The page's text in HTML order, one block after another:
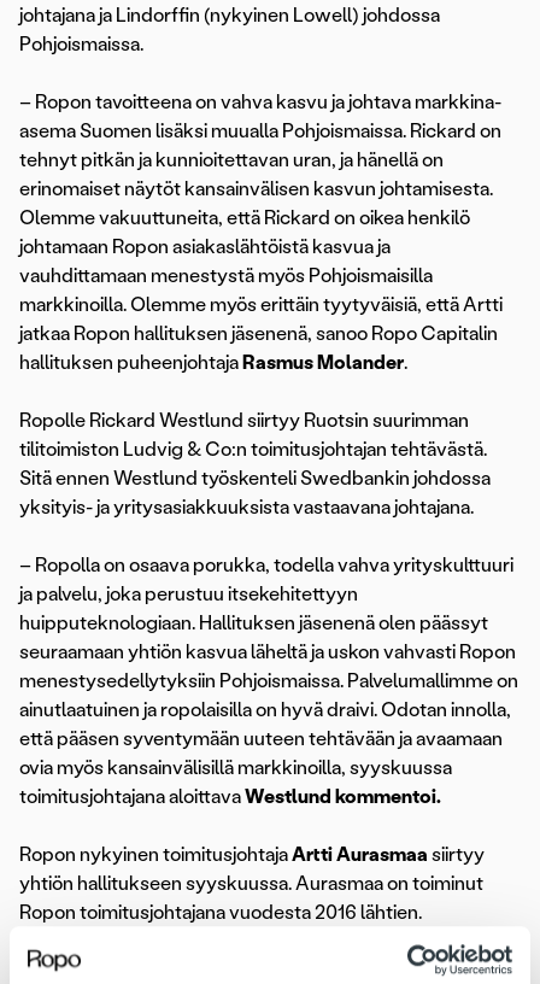
johtajana ja Lindorffin (nykyinen Lowell) johdossa
Pohjoismaissa.
– Ropon tavoitteena on vahva kasvu ja johtava markkina-
asema Suomen lisäksi muualla Pohjoismaissa. Rickard on
tehnyt pitkän ja kunnioitettavan uran, ja hänellä on
erinomaiset näytöt kansainvälisen kasvun johtamisesta.
Olemme vakuuttuneita, että Rickard on oikea henkilö
johtamaan Ropon asiakaslähtöistä kasvua ja
vauhdittamaan menestystä myös Pohjoismaisilla
markkinoilla. Olemme myös erittäin tyytyväisiä, että Artti
jatkaa Ropon hallituksen jäsenenä, sanoo Ropo Capitalin
hallituksen puheenjohtaja Rasmus Molander.
Ropolle Rickard Westlund siirtyy Ruotsin suurimman
tilitoimiston Ludvig & Co:n toimitusjohtajan tehtävästä.
Sitä ennen Westlund työskenteli Swedbankin johdossa
yksityis- ja yritysasiakkuuksista vastaavana johtajana.
– Ropolla on osaava porukka, todella vahva yrityskulttuuri
ja palvelu, joka perustuu itsekehitettyyn
huipputeknologiaan. Hallituksen jäsenenä olen päässyt
seuraamaan yhtiön kasvua läheltä ja uskon vahvasti Ropon
menestysedellytyksiin Pohjoismaissa. Palvelumallimme on
ainutlaatuinen ja ropolaisilla on hyvä draivi. Odotan innolla,
että pääsen syventymään uuteen tehtävään ja avaamaan
ovia myös kansainvälisillä markkinoilla, syyskuussa
toimitusjohtajana aloittavaWestlund kommentoi.
Ropon nykyinen toimitusjohtajaArtti Aurasmaa siirtyy
yhtiön hallitukseen syyskuussa. Aurasmaa on toiminut
Ropon toimitusjohtajana vuodesta 2016 lähtien.
Johtajakauden aikana Ropo-konsernin liikevaihto on
kasvanut 550 %, henkilöstömäärä kolminkertaistunut ja